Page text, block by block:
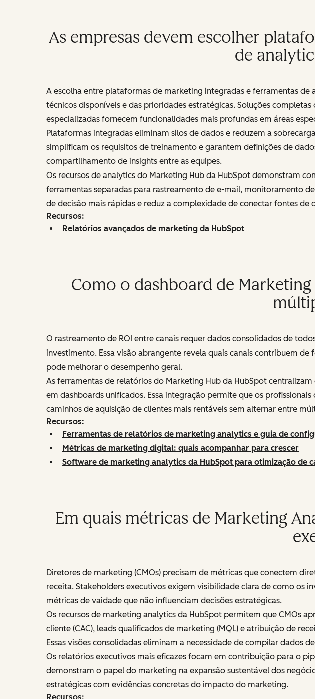
As empresas devem escolher
de
A escolha entre plataformas de marketing integradas e ferramentas
técnicos disponíveis e das prioridades estratégicas. Soluções
especializadas fornecem funcionalidades mais profundas em áreas
Plataformas integradas eliminam silos de dados e reduzem a
simplificam os requisitos de treinamento e garantem definições de
compartilhamento de insights entre as equipes.
Os recursos de analytics do Marketing Hub da HubSpot demonstram
ferramentas separadas para rastreamento de e-mail, monitoramento
de decisão mais rápidas e reduz a complexidade de conectar fontes
Recursos:
Relatórios avançados de marketing da HubSpot
Como o dashboard de
O rastreamento de ROI entre canais requer dados consolidados de
investimento. Essa visão abrangente revela quais canais contribuem
pode melhorar o desempenho geral.
As ferramentas de relatórios do Marketing Hub da HubSpot
em dashboards unificados. Essa integração permite que os
caminhos de aquisição de clientes mais rentáveis sem alternar entre
Recursos:
Ferramentas de relatórios de marketing analytics e guia de
Métricas de marketing digital: quais acompanhar para crescer
Software de marketing analytics da HubSpot para otimização de
Em quais métricas de Marketing
Diretores de marketing (CMOs) precisam de métricas que conectem
receita. Stakeholders executivos exigem visibilidade clara de como os
métricas de vaidade que não influenciam decisões estratégicas.
Os recursos de marketing analytics da HubSpot permitem que CMOs
cliente (CAC), leads qualificados de marketing (MQL) e atribuição de
Essas visões consolidadas eliminam a necessidade de compilar dados
Os relatórios executivos mais eficazes focam em contribuição para o
demonstram o papel do marketing na expansão sustentável dos
estratégicas com evidências concretas do impacto do marketing.